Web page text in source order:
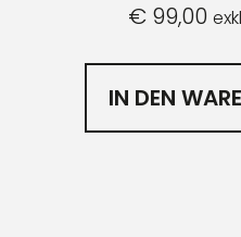
€99,00
IN DEN